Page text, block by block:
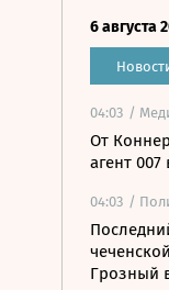
6 августа
04:03 /
От
агент 007
04:03 /
Грозный